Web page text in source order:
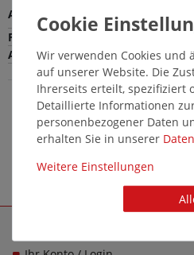
Außenmaterial
Farbe
AbsatzartWir verwenden Cookies und
auf unserer Website. Die
Ihrerseits erteilt, spezifiziert
Detaillierte Informationen
personenbezogener Daten
erhalten Sie in unserer
Weitere Einstellungen